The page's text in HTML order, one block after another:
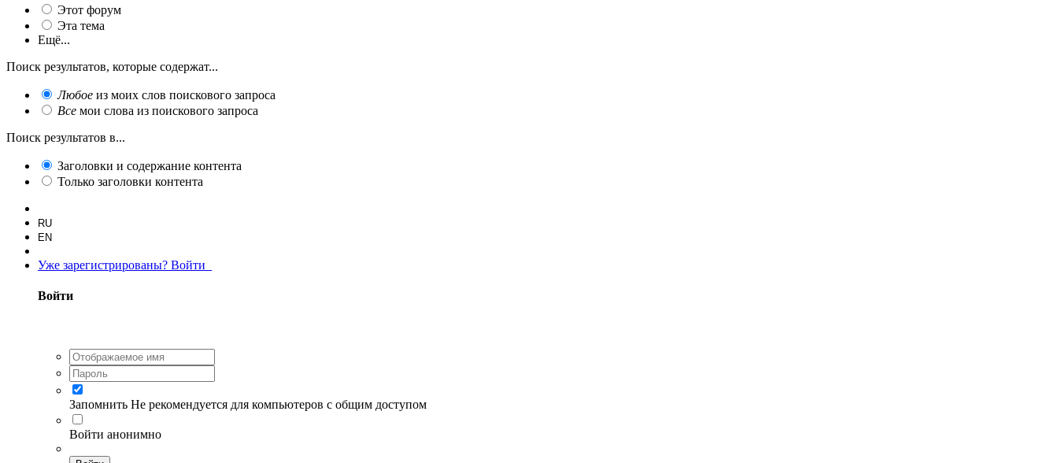
Этот форум
Эта тема
Ещё...
Поиск результатов, которые содержат...
Любое из моих слов поискового запроса
Все мои слова из поискового запроса
Поиск результатов в...
Заголовки и содержание контента
Только заголовки контента
RU
EN
Уже зарегистрированы? Войти
Войти
Запомнить Не рекомендуется для компьютеров с общим доступом
Войти анонимно